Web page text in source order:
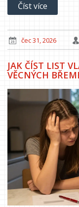
Číst více
čec 31, 2026
JAK ČÍST LIST
VĚCNÝCH